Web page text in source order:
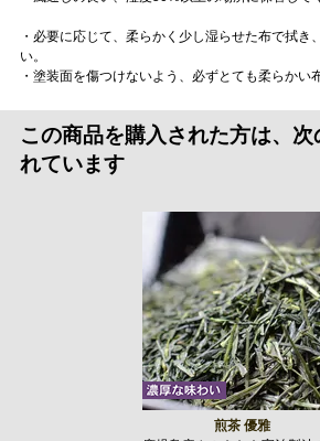
・必要に応じて、柔らかく少し湿らせた布で拭き
い。
・塗装面を傷つけないよう、必ずとても柔らかい
この商品を購入された方は、次
れています
煎茶 優雅